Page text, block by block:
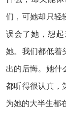
们，可她却只轻
误会了她，想
她。我们都低着
出的后悔。她什
都听得很认真，
为她的大半生都